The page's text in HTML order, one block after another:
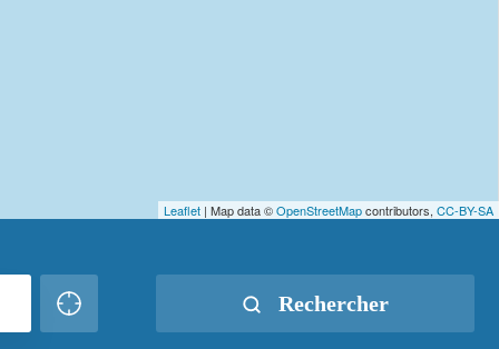
Leaflet | Map data ©OpenStreetMapcontributors, CC-BY-SA
Rechercher